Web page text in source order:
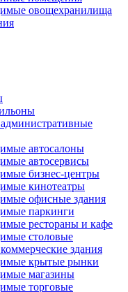
овощехранилища
автосалоны
автосервисы
бизнес-центры
кинотеатры
офисные здания
паркинги
рестораны и кафе
столовые
здания
крытые рынки
магазины
торговые